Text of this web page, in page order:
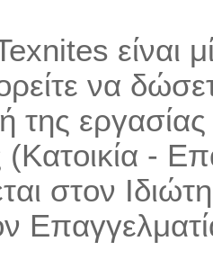
είναι
να
της
-
στον